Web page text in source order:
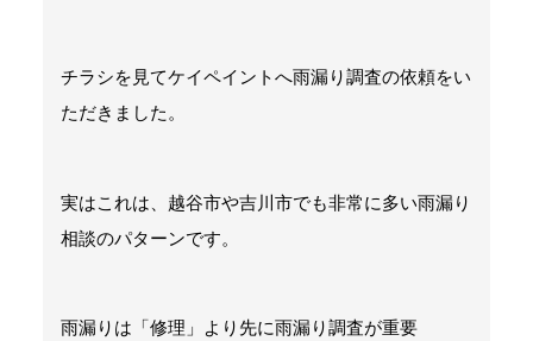
チラシを見てケイペイントへ雨漏り調査の依頼をい
ただきました。
実はこれは、越谷市や吉川市でも非常に多い雨漏り
相談のパターンです。
雨漏りは「修理」より先に雨漏り調査が重要